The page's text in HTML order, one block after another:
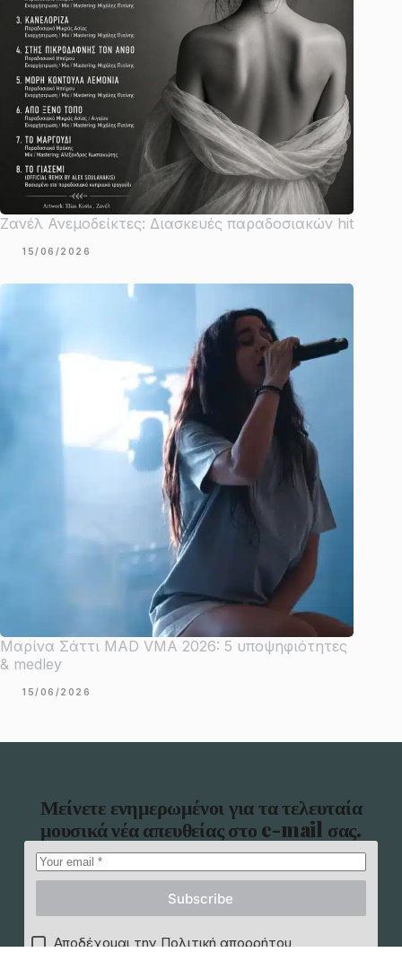
Ζανέλ Ανεμοδείκτες: Διασκευές παραδοσιακών hit
15/06/2026
Μαρίνα Σάττι MAD VMA 2026: 5 υποψηφιότητες
& medley
15/06/2026
Μείνετε ενημερωμένοι για τα τελευταία
μουσικά νέα απευθείας στο e-mail σας.
Subscribe
Αποδέχομαι την Πολιτική απορρήτου